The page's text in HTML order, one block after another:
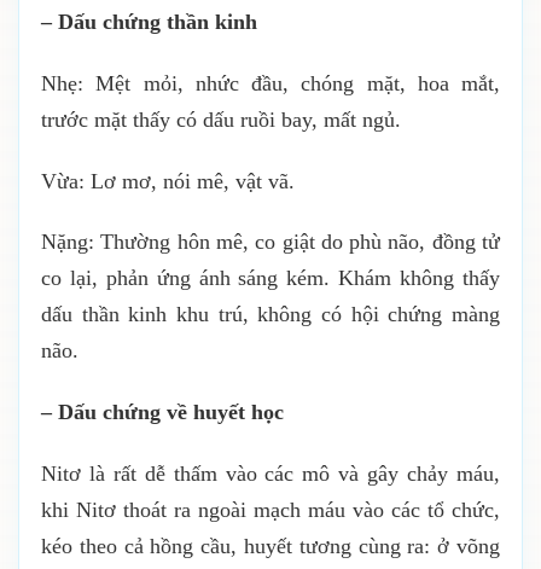
– Dấu chứng thần kinh
Nhẹ: Mệt mỏi, nhức đầu, chóng mặt, hoa mắt,
trước mặt thấy có dấu ruồi bay, mất ngủ.
Vừa: Lơ mơ, nói mê, vật vã.
Nặng: Thường hôn mê, co giật do phù não, đồng tử
co lại, phản ứng ánh sáng kém. Khám không thấy
dấu thần kinh khu trú, không có hội chứng màng
não.
– Dấu chứng về huyết học
Nitơ là rất dễ thấm vào các mô và gây chảy máu,
khi Nitơ thoát ra ngoài mạch máu vào các tổ chức,
kéo theo cả hồng cầu, huyết tương cùng ra: ở võng